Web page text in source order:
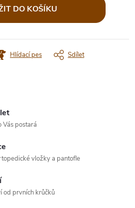
DO KOŠÍKU
Hlídací pes Sdílet
Vás postará
vložky a pantofle
od prvních krůčků